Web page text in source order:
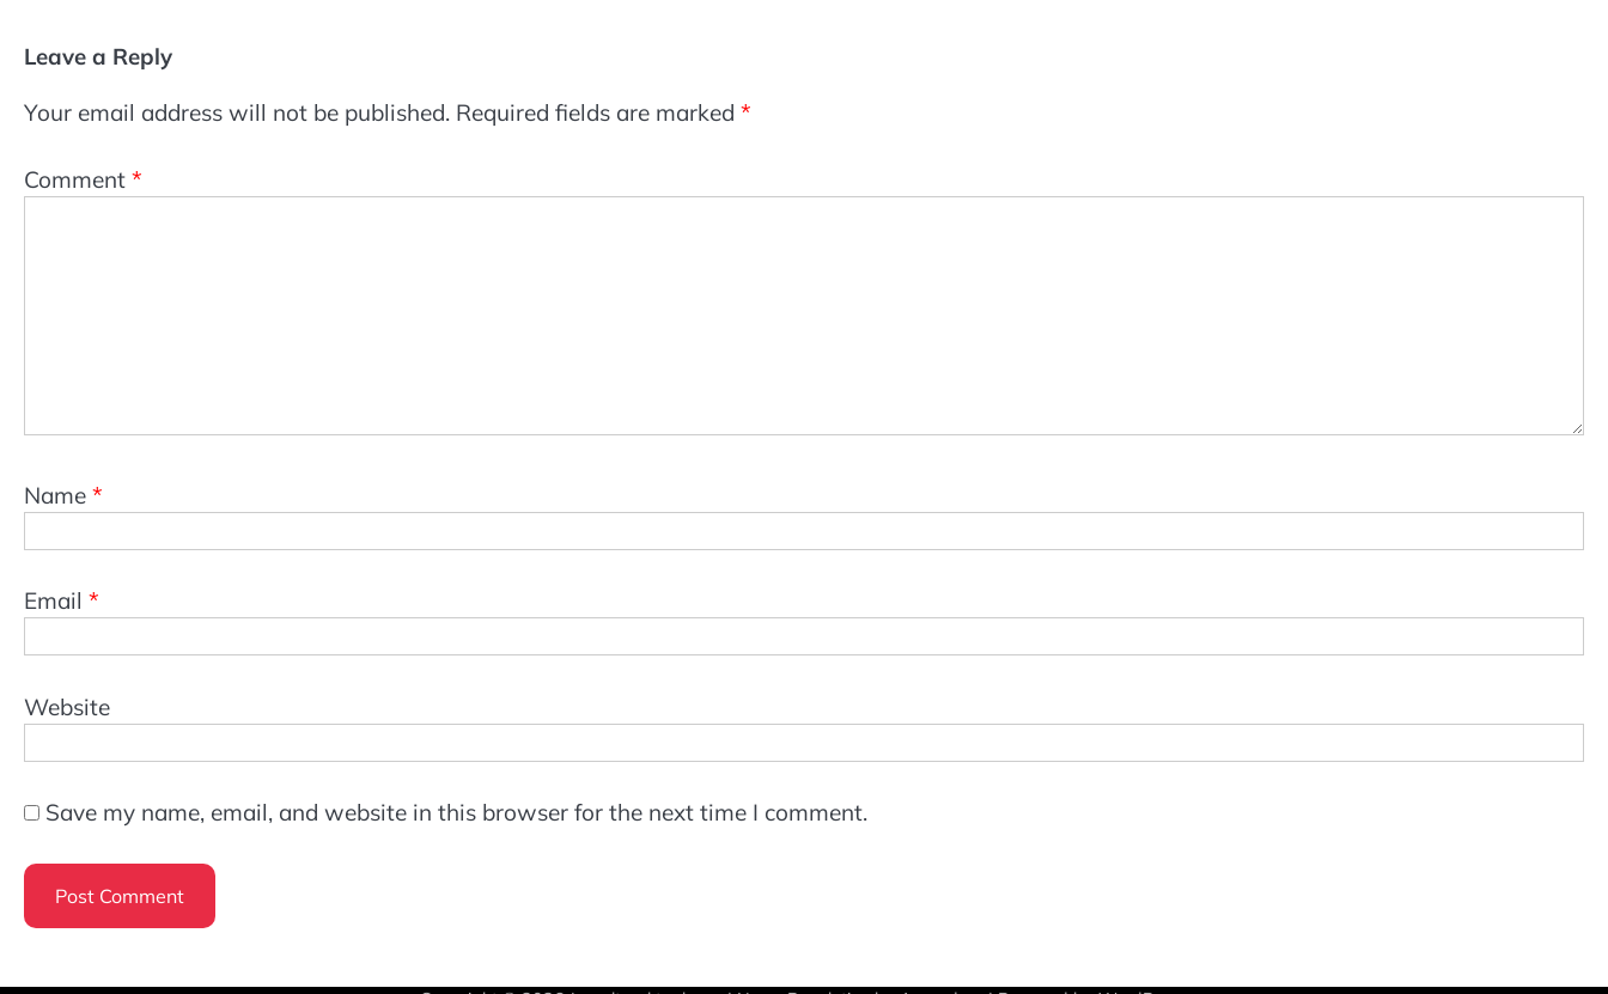
Leave a Reply
Your email address will not be published. Required fields are marked *
Comment *
Name *
Email *
Website
Save my name, email, and website in this browser for the next time I comment.